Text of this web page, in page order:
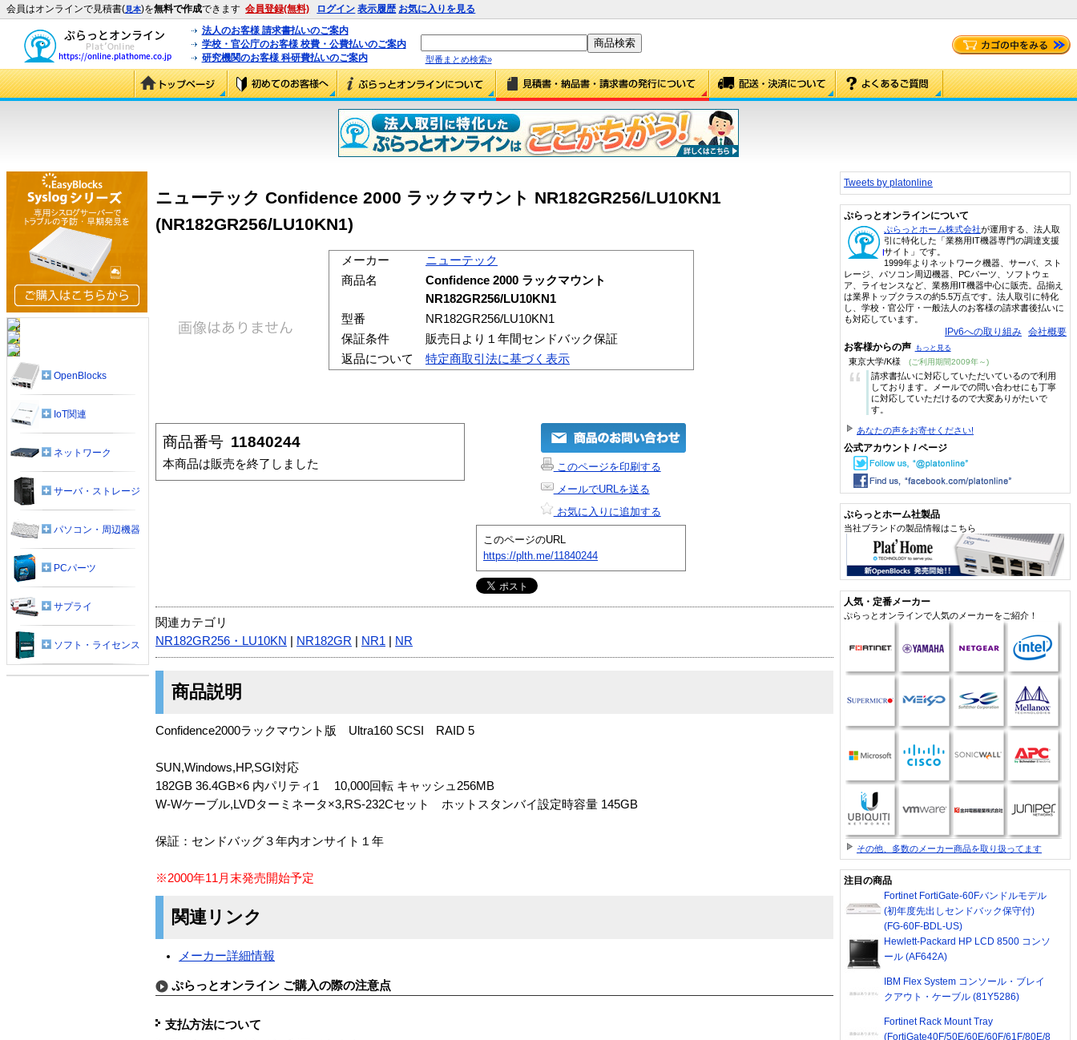
会員はオンラインで見積書(見本)を無料で作成できます 会員登録(無料) ログイン 表示履歴 お気に入りを見る
法人のお客様 請求書払いのご案内
学校・官公庁のお客様 校費・公費払いのご案内
研究機関のお客様 科研費払いのご案内
型番まとめ検索»
ニューテック Confidence 2000 ラックマウント NR182GR256/LU10KN1
(NR182GR256/LU10KN1)
メーカー
ニューテック
商品名
Confidence 2000 ラックマウント
NR182GR256/LU10KN1
型番
NR182GR256/LU10KN1
保証条件
販売日より１年間センドバック保証
返品について
特定商取引法に基づく表示
商品番号 11840244
本商品は販売を終了しました
このページを印刷する
メールでURLを送る
お気に入りに追加する
このページのURL
https://plth.me/11840244
関連カテゴリ
NR182GR256・LU10KN
NR182GR NR1 NR
商品説明
Confidence2000ラックマウント版 Ultra160 SCSI RAID 5
SUN,Windows,HP,SGI対応
182GB 36.4GB×6 内パリティ1 10,000回転 キャッシュ256MB
W-Wケーブル,LVDターミネータ×3,RS-232Cセット ホットスタンバイ設定時容量 145GB
保証：センドバッグ３年内オンサイト１年
※2000年11月末発売開始予定
関連リンク
メーカー詳細情報
ぷらっとオンライン ご購入の際の注意点
支払方法について
OpenBlocks
IoT関連
ネットワーク
サーバ・ストレージ
パソコン・周辺機器
PCパーツ
サプライ
ソフト・ライセンス
Tweets by platonline
ぷらっとオンラインについて
ぷらっとホーム株式会社が運用する、法人取
引に特化した「業務用IT機器専門の調達支援
サイト」です。
1999年よりネットワーク機器、サーバ、スト
レージ、パソコン周辺機器、PCパーツ、ソフトウェ
ア、ライセンスなど、業務用IT機器中心に販売。品揃え
は業界トップクラスの約5.5万点です。法人取引に特化
し、学校・官公庁・一般法人のお客様の請求書後払いに
も対応しています。
IPv6への取り組み 会社概要
お客様からの声 もっと見る
東京大学/K様 (ご利用期間2009年～)
“
請求書払いに対応していただいているので利用
しております。メールでの問い合わせにも丁寧
に対応していただけるので大変ありがたいで
す。
あなたの声をお寄せください!
公式アカウント / ページ
ぷらっとホーム社製品
当社ブランドの製品情報はこちら
人気・定番メーカー
ぷらっとオンラインで人気のメーカーをご紹介！
その他、多数のメーカー商品を取り扱ってます
注目の商品
Fortinet FortiGate-60Fバンドルモデル
(初年度先出しセンドバック保守付)
(FG-60F-BDL-US)
Hewlett-Packard HP LCD 8500 コンソ
ール (AF642A)
IBM Flex System コンソール・ブレイ
クアウト・ケーブル (81Y5286)
Fortinet Rack Mount Tray
(FortiGate40F/50E/60E/60F/61F/80E/8